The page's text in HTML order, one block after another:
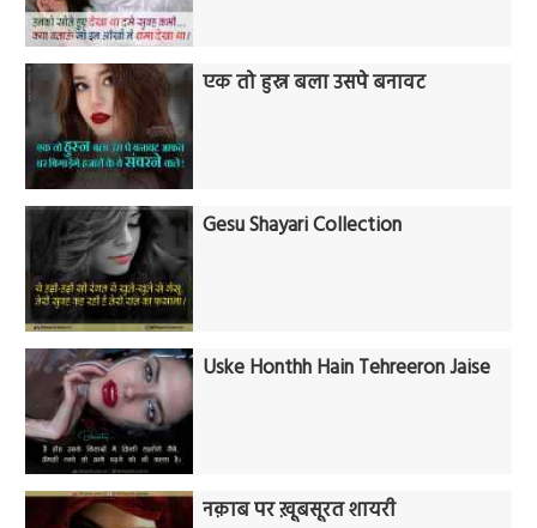
एक तो हुस्न बला उसपे बनावट
Gesu Shayari Collection
Uske Honthh Hain Tehreeron Jaise
नक़ाब पर ख़ूबसूरत शायरी